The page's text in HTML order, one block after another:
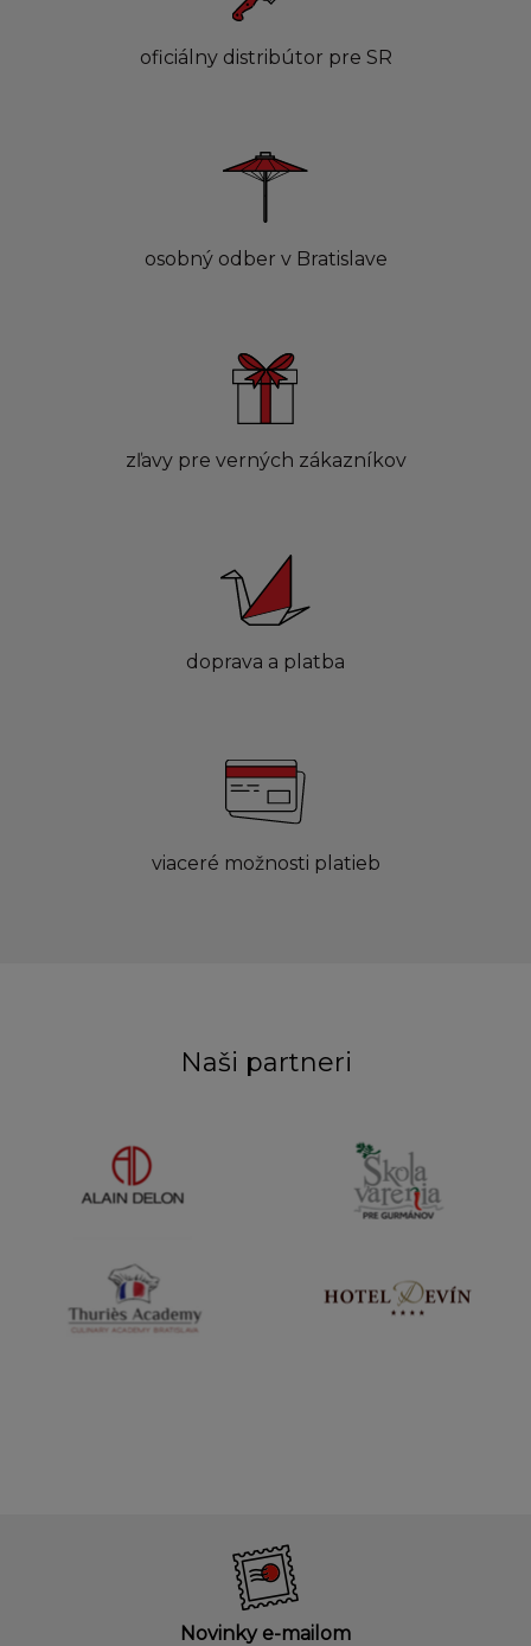
oficiálny distribútor pre SR
osobný odber v Bratislave
zľavy pre verných zákazníkov
doprava a platba
viaceré možnosti platieb
Naši partneri
Novinky e-mailom